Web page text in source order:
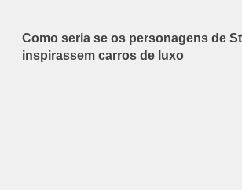
Como seria se os personagens de
inspirassem carros de luxo